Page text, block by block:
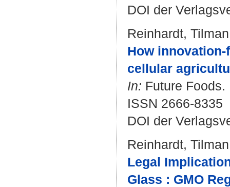
DOI der
Reinhardt, Tilman
How
cellular
In: Future
ISSN 2666-8335
DOI der
Reinhardt, Tilman
Legal
Glass : GMO